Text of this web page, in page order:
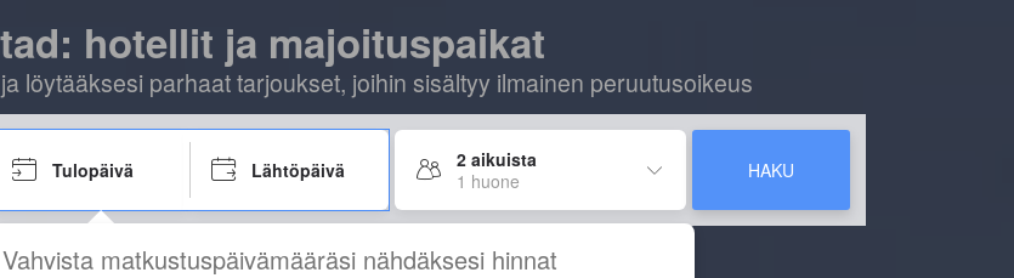
hotellit ja majoituspaikat
löytääksesi parhaat tarjoukset, joihin sisältyy ilmainen peruutusoikeus
Tulopäivä Lähtöpäivä
2 aikuista
1 huone
HAKU
Vahvista matkustuspäivämääräsi nähdäksesi hinnat